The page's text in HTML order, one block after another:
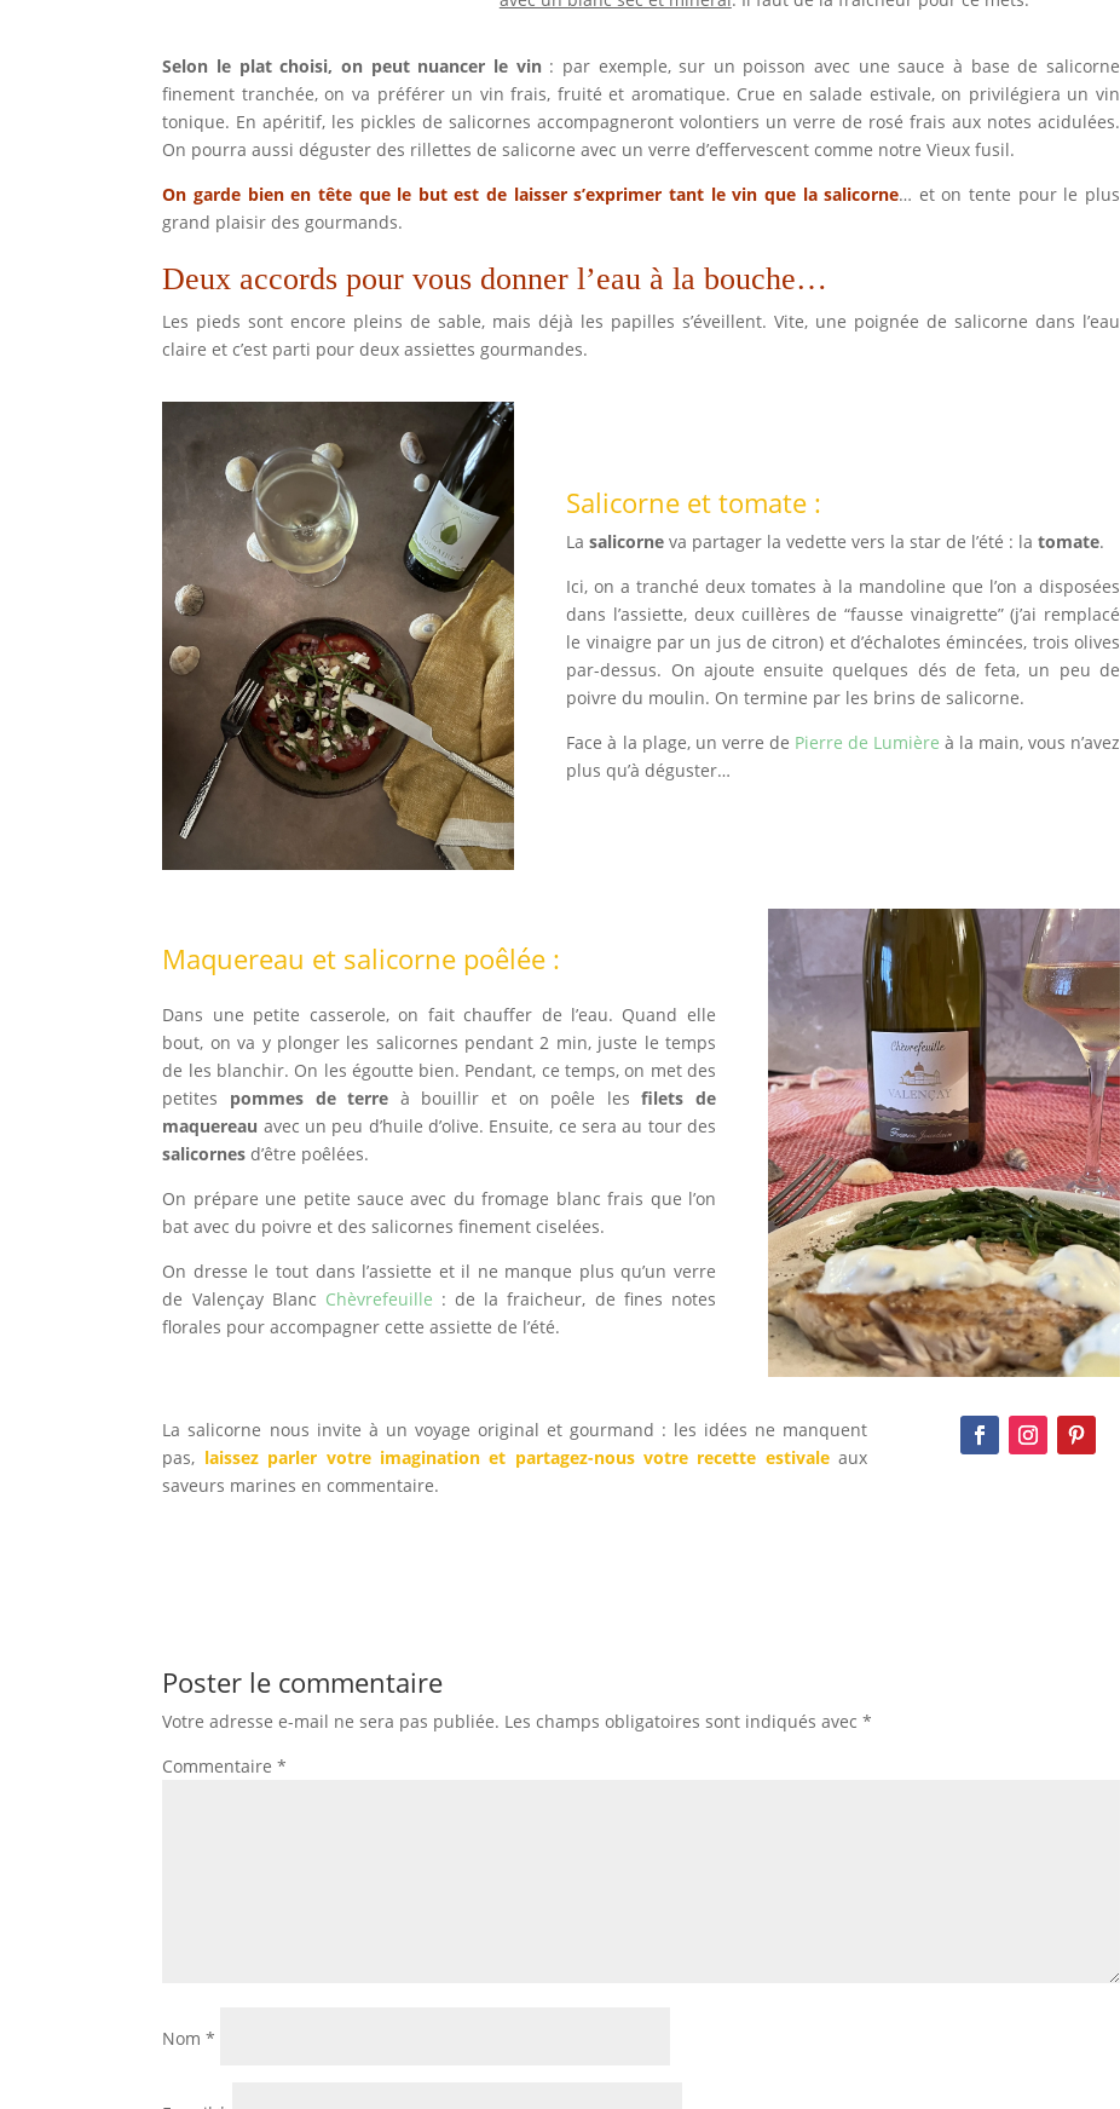
Selon le plat choisi, on peut nuancer le vin: par exemple, sur un poisson avec une sauce à base de salicorne
finement tranchée, on va préférer un vin frais, fruité et aromatique. Crue en salade estivale, on privilégiera un vin
tonique. En apéritif, les pickles de salicornes accompagneront volontiers un verre de rosé frais aux notes acidulées.
On pourra aussi déguster des rillettes de salicorne avec un verre d’effervescent comme notre Vieux fusil.
On garde bien en tête que le but est de laisser s’exprimer tant le vin que la salicorne… et on tente pour le plus
grand plaisir des gourmands.
Deux accords pour vous donner l’eau à la bouche…
Les pieds sont encore pleins de sable, mais déjà les papilles s’éveillent. Vite, une poignée de salicorne dans l’eau
claire et c’est parti pour deux assiettes gourmandes.
Salicorne et tomate :
Lasalicorne va partager la vedette vers la star de l’été : latomate.
Ici, on a tranché deux tomates à la mandoline que l’on a disposées
dans l’assiette, deux cuillères de “fausse vinaigrette” (j’ai remplacé
le vinaigre par un jus de citron) et d’échalotes émincées, trois olives
par-dessus. On ajoute ensuite quelques dés de feta, un peu de
poivre du moulin. On termine par les brins de salicorne.
Face à la plage, un verre de Pierre de Lumière à la main, vous n’avez
plus qu’à déguster…
Maquereau et salicorne poêlée :
Dans une petite casserole, on fait chauffer de l’eau. Quand elle
bout, on va y plonger les salicornes pendant 2 min, juste le temps
de les blanchir. On les égoutte bien. Pendant, ce temps, on met des
petites pommes de terre à bouillir et on poêle lesfilets de
maquereau avec un peu d’huile d’olive. Ensuite, ce sera au tour des
salicornes d’être poêlées.
On prépare une petite sauce avec du fromage blanc frais que l’on
bat avec du poivre et des salicornes finement ciselées.
On dresse le tout dans l’assiette et il ne manque plus qu’un verre
de Valençay Blanc Chèvrefeuille : de la fraicheur, de fines notes
florales pour accompagner cette assiette de l’été.
La salicorne nous invite à un voyage original et gourmand : les idées ne manquent
pas, laissez parler votre imagination et partagez-nous votre recette estivaleaux
saveurs marines en commentaire.
Poster le commentaire
Votre adresse e-mail ne sera pas publiée. Les champs obligatoires sont indiqués avec*
Commentaire*
Nom*